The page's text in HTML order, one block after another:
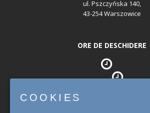
COOKIES
ul. Pszczyńska 140,
43-254 Warszowice
ORE DE DESCHIDERE
mon. - fri. : 08:00 - 16:30